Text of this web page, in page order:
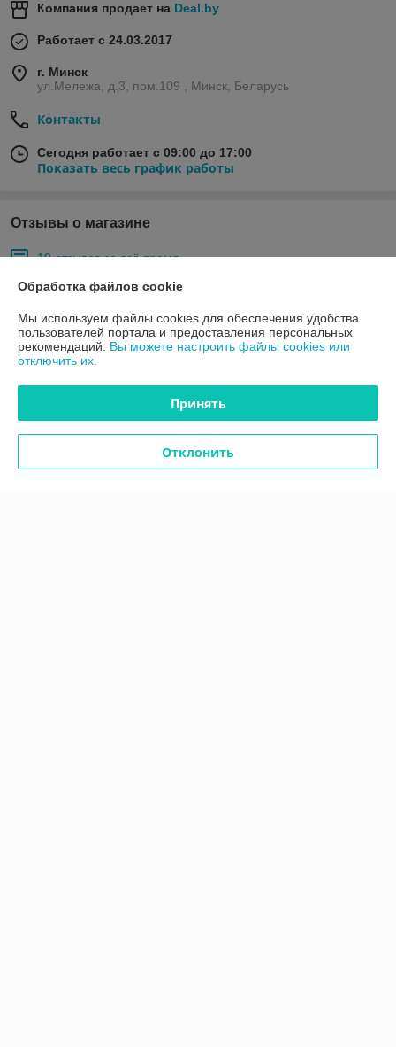
Компания продает на Deal.by
Работает с 24.03.2017
г. Минск
ул.Мележа, д.3, пом.109 , Минск, Беларусь
Контакты
Сегодня работает с 09:00 до 17:00
Показать весь график работы
Отзывы о магазине
19 отзывов за всё время
Покупатель
Хорошо
Пока так, через пару дней дополню .
Обработка файлов cookie
Мы используем файлы cookies для обеспечения удобства
пользователей портала и предоставления персональных
рекомендаций. Вы можете настроить файлы cookies или
отключить их.
Принять
Отклонить